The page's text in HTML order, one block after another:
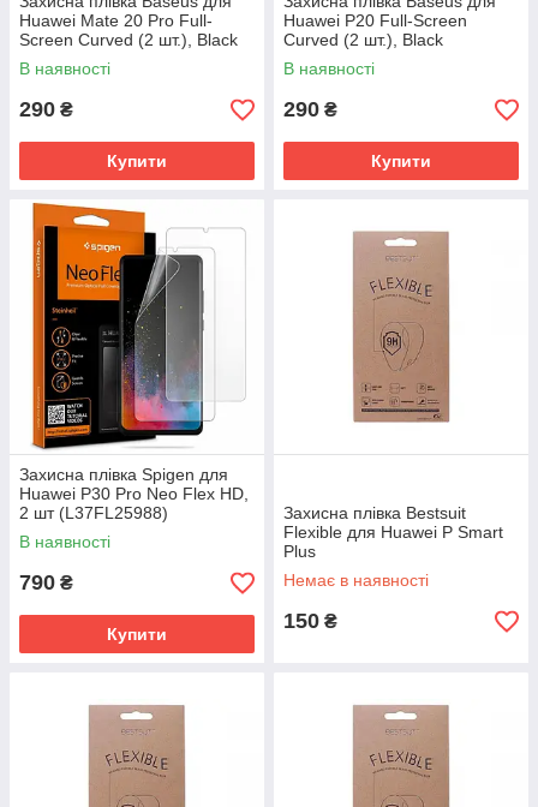
Huawei Mate 20 Pro Full-
Screen Curved (2 шт.), Black
(SGHWMATE20P-KR01)
В наявності
290 ₴
Купити
Huawei P20 Full-Screen
Curved (2 шт.), Black
(SGHWP20-KR01)
В наявності
290 ₴
Купити
Захисна плівка Spigen для
Huawei P30 Pro Neo Flex HD,
2 шт (L37FL25988)
В наявності
790 ₴
Купити
Захисна плівка Bestsuit
Flexible для Huawei P Smart
Plus
Немає в наявності
150 ₴